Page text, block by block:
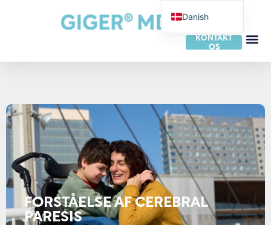
KONTAKT
OS
FORSTÅELSE AF CEREBRAL
PARESIS
Danish
German
Italian
Spanish
Portuguese
Norwegian
Swedish
Finnish